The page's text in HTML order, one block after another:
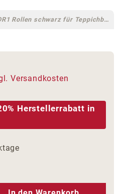
DR1 Rollen schwarz für Teppichböden [10]
Versandkosten
Herstellerrabatt in
Gib den